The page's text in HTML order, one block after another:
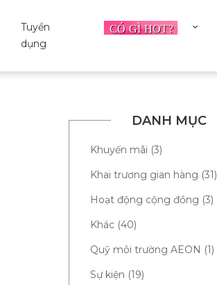
Tuyển
dụng
DANH MỤC
Khuyến mãi (3)
Khai trương gian hàng (31)
Hoạt động cộng đồng (3)
Khác (40)
Quỹ môi trường AEON (1)
Sự kiện (19)